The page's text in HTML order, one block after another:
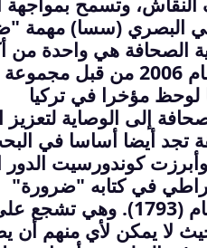
البصري (سسا) مهمة
الصحافة هي واحدة من
لوحظ مؤخرا في تركيا
إلى الوصاية
تجد أيضا أساسا في
وأبرزت كوندورسيت الدور
في كتابه "ضرورة"
للجميع
لا يمكن لأي منهم أن